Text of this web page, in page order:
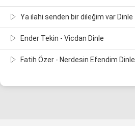
Ya ilahi senden bir dileğim var Dinle
Ender Tekin - Vicdan Dinle
Fatih Özer - Nerdesin Efendim Dinle